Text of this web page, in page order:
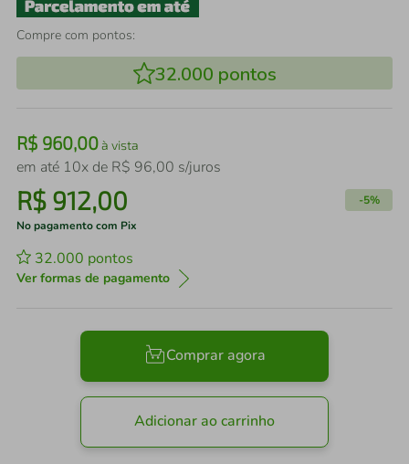
Compre com pontos:
32.000 pontos
R$ 960,00à vista
em até 10x de R$ 96,00 s/juros
R$ 912,00 -5%
No pagamento com Pix
32.000 pontos
Ver formas de pagamento
Comprar agora
Adicionar ao carrinho